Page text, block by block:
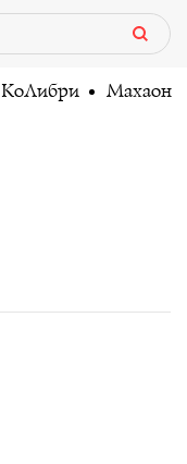
КоЛибри Махаон